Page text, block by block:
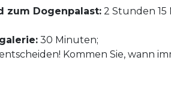
zum Dogenpalast: 2 Stunden 15
30 Minuten;
Kommen Sie, wann